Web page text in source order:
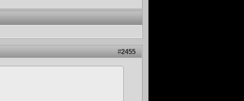
#2455